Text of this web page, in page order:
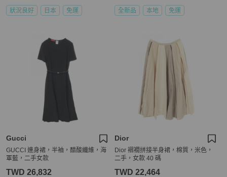
狀況良好 日本 免運 全新品 本地 免運
Gucci
GUCCI 連身裙，半袖，醋酸纖維，海
軍藍，二手女款
TWD 26,832
Dior
Dior 褶襉拼接半身裙，棉質，米色，
二手，女款 40 碼
TWD 22,464